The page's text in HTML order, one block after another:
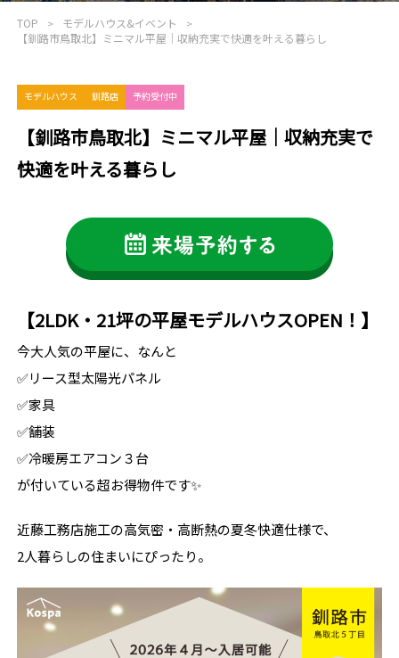
TOP
モデルハウス&イベント
【釧路市鳥取北】ミニマル平屋｜収納充実で快適を叶える暮らし
モデルハウス 釧路店 予約受付中
【釧路市鳥取北】ミニマル平屋｜収納充実で
快適を叶える暮らし
【2LDK・21坪の平屋モデルハウスOPEN！】
今大人気の平屋に、なんと
✅リース型太陽光パネル
✅家具
✅舗装
✅冷暖房エアコン３台
が付いている超お得物件です✨
近藤工務店施工の高気密・高断熱の夏冬快適仕様で、
2人暮らしの住まいにぴったり。